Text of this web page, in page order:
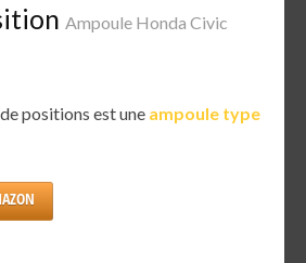
Ampoule Honda Civic
positions est une ampoule type